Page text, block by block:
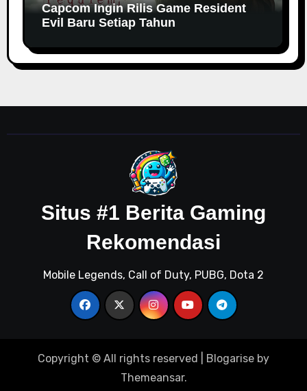
Capcom Ingin Rilis Game Resident
Evil Baru Setiap Tahun
Situs #1 Berita Gaming
Rekomendasi
Mobile Legends, Call of Duty, PUBG, Dota 2
Copyright © All rights reserved Blogarise by
Themeansar.